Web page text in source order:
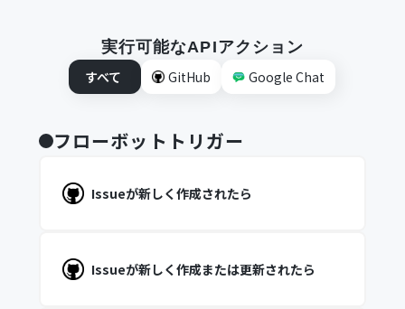
実行可能なAPIアクション
すべて
GitHub Google Chat
フローボットトリガー
Issueが新しく作成されたら
Issueが新しく作成または更新されたら